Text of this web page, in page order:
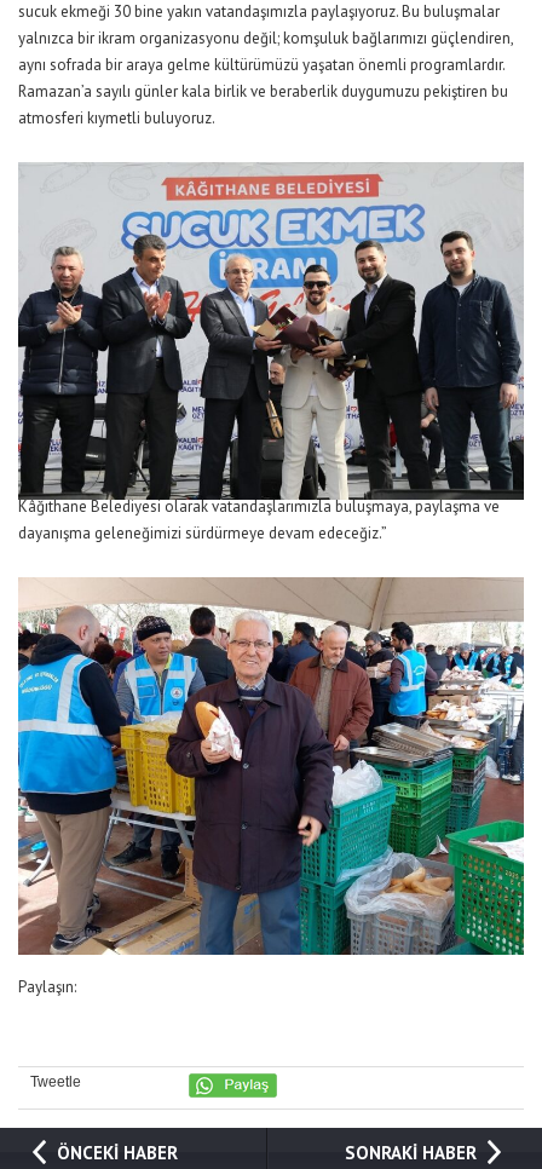
sucuk ekmeği 30 bine yakın vatandaşımızla paylaşıyoruz. Bu buluşmalar
yalnızca bir ikram organizasyonu değil; komşuluk bağlarımızı güçlendiren,
aynı sofrada bir araya gelme kültürümüzü yaşatan önemli programlardır.
Ramazan’a sayılı günler kala birlik ve beraberlik duygumuzu pekiştiren bu
atmosferi kıymetli buluyoruz.
Kâğıthane Belediyesi olarak vatandaşlarımızla buluşmaya, paylaşma ve
dayanışma geleneğimizi sürdürmeye devam edeceğiz.”
Paylaşın:
Tweetle
ÖNCEKİ HABER SONRAKİ HABER